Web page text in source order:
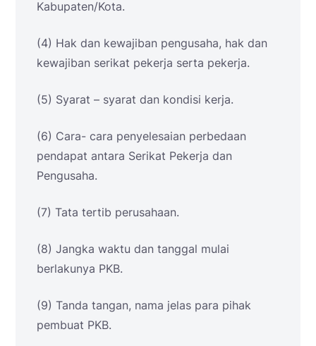
Kabupaten/Kota.
(4) Hak dan kewajiban pengusaha, hak dan
kewajiban serikat pekerja serta pekerja.
(5) Syarat – syarat dan kondisi kerja.
(6) Cara- cara penyelesaian perbedaan
pendapat antara Serikat Pekerja dan
Pengusaha.
(7) Tata tertib perusahaan.
(8) Jangka waktu dan tanggal mulai
berlakunya PKB.
(9) Tanda tangan, nama jelas para pihak
pembuat PKB.